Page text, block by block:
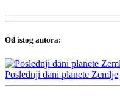
Od istog autora:
Poslednji dani planete Zemlje